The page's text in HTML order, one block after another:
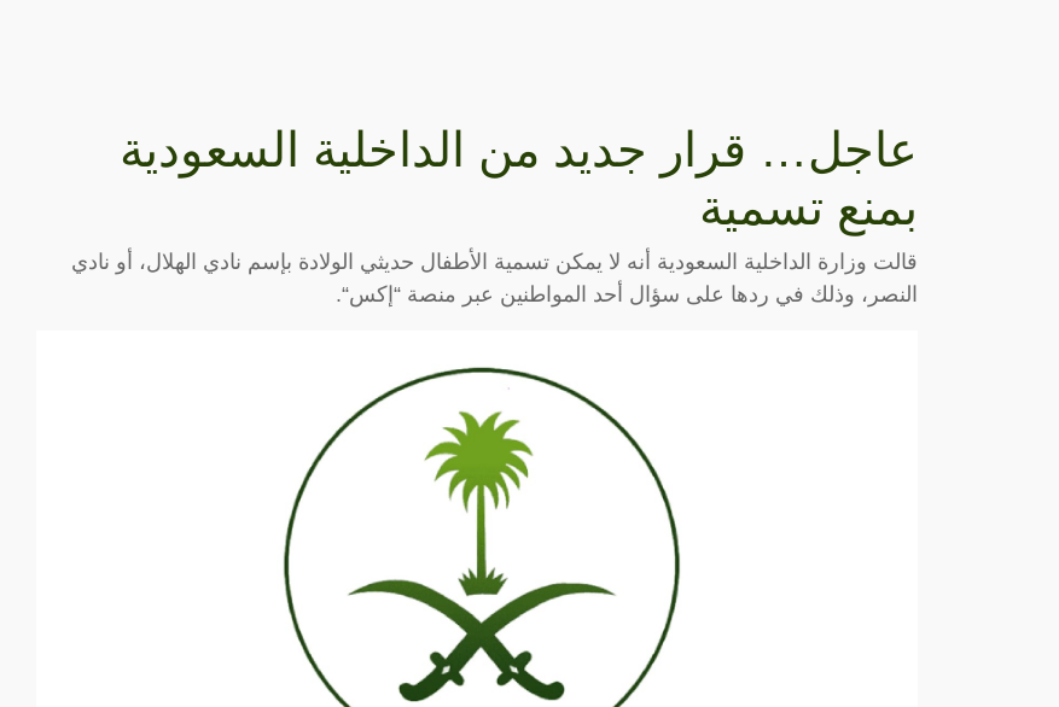
عاجل… قرار جديد من الداخلية السعودية
بمنع تسمية
قالت وزارة الداخلية السعودية أنه لا يمكن تسمية الأطفال حديثي الولادة بإسم نادي الهلال، أو نادي
النصر، وذلك في ردها على سؤال أحد المواطنين عبر منصة “إكس“.